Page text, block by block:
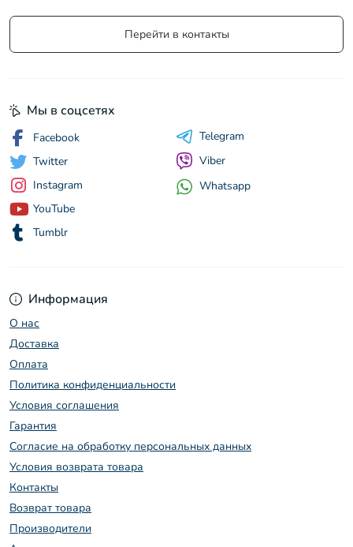
Перейти в контакты
Информация
О нас
Доставка
Оплата
Политика конфиденциальности
Условия соглашения
Гарантия
Согласие на обработку персональных данных
Условия возврата товара
Контакты
Возврат товара
Производители
Мы в соцсетях
Facebook
Twitter
Instagram
YouTube
Tumblr
Telegram
Viber
Whatsapp